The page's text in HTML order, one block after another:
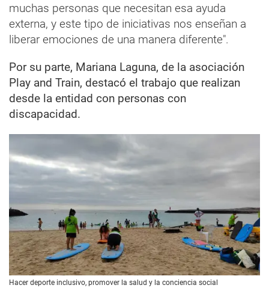
muchas personas que necesitan esa ayuda
externa, y este tipo de iniciativas nos enseñan a
liberar emociones de una manera diferente".
Por su parte, Mariana Laguna, de la asociación
Play and Train, destacó el trabajo que realizan
desde la entidad con personas con
discapacidad.
Hacer deporte inclusivo, promover la salud y la conciencia social